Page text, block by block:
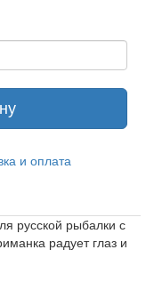
и оплата
русской рыбалки с
радует глаз и